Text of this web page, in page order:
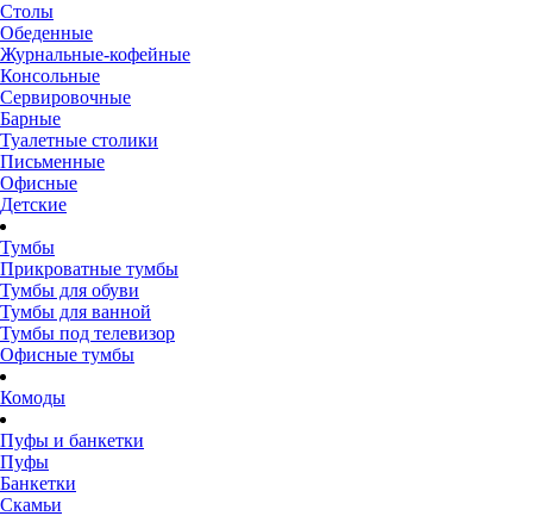
Столы
Обеденные
Журнальные-кофейные
Консольные
Сервировочные
Барные
Туалетные столики
Письменные
Офисные
Детские
Тумбы
Прикроватные тумбы
Тумбы для обуви
Тумбы для ванной
Тумбы под телевизор
Офисные тумбы
Комоды
Пуфы и банкетки
Пуфы
Банкетки
Скамьи